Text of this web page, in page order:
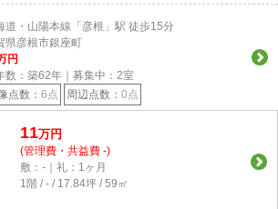
道・山陽本線「彦根」駅 徒歩15分
県彦根市銀座町
円
数：築62年｜募集中： 2室
点数： 6点 周辺点数： 0点
11万円
(管理費・共益費 -)
敷：-｜礼：1ヶ月
1階 / - / 17.84坪 / 59㎡